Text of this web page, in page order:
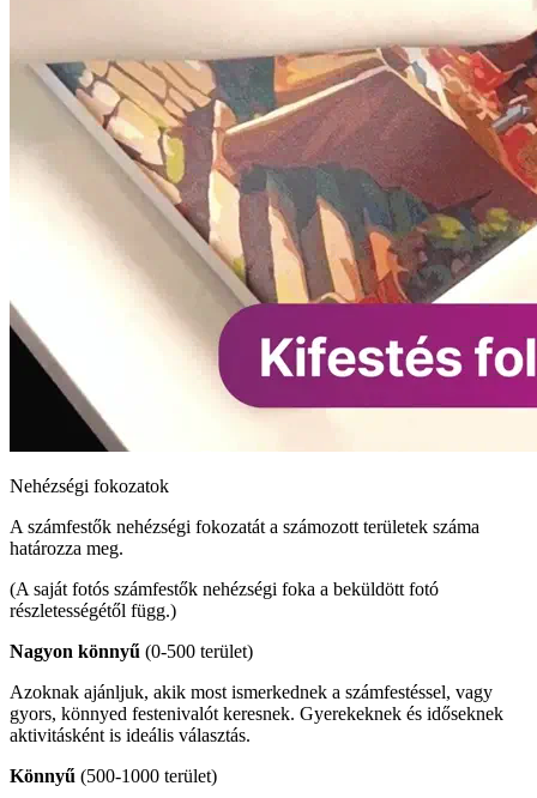
Nehézségi fokozatok
A számfestők nehézségi fokozatát a számozott területek száma
határozza meg.
(A saját fotós számfestők nehézségi foka a beküldött fotó
részletességétől függ.)
Nagyon könnyű (0-500 terület)
Azoknak ajánljuk, akik most ismerkednek a számfestéssel, vagy
gyors, könnyed festenivalót keresnek. Gyerekeknek és időseknek
aktivitásként is ideális választás.
Könnyű (500-1000 terület)